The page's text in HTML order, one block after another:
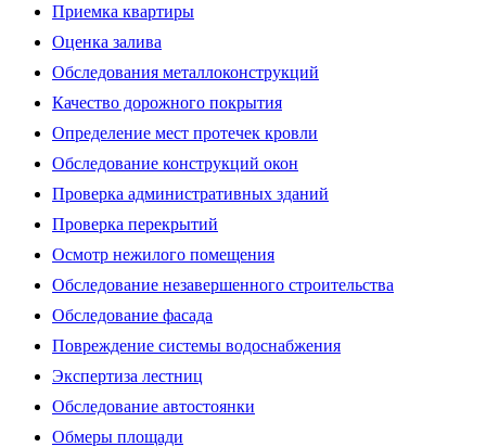
Приемка квартиры
Оценка залива
Обследования металлоконструкций
Качество дорожного покрытия
Определение мест протечек кровли
Обследование конструкций окон
Проверка административных зданий
Проверка перекрытий
Осмотр нежилого помещения
Обследование незавершенного строительства
Обследование фасада
Повреждение системы водоснабжения
Экспертиза лестниц
Обследование автостоянки
Обмеры площади